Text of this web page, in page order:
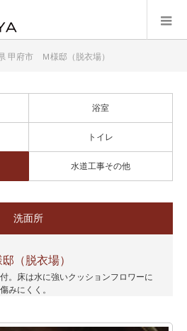
甲府市 Ｍ様邸（脱衣場）
浴室
トイレ
水道工事その他
洗面所
（脱衣場）
。床は水に強いクッションフロワーに
みにくく。